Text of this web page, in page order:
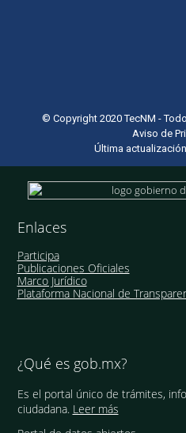
© Copyright 2020 TecNM -
Aviso de
Última
Enlaces
Participa
Publicaciones Oficiales
Marco Jurídico
Plataforma Nacional de
¿Qué es gob.mx?
Es el portal único de trámites,
ciudadana. Leer más